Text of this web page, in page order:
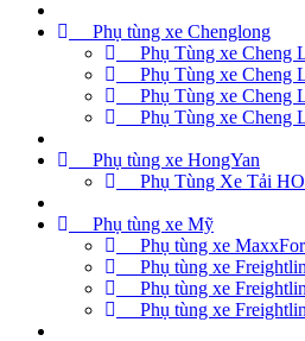
Phụ tùng xe Chenglong
Phụ Tùng xe Cheng
Phụ Tùng xe Cheng
Phụ Tùng xe Cheng
Phụ Tùng xe Cheng
Phụ tùng xe HongYan
Phụ Tùng Xe Tải
Phụ tùng xe Mỹ
Phụ tùng xe
Phụ tùng xe
Phụ tùng xe
Phụ tùng xe